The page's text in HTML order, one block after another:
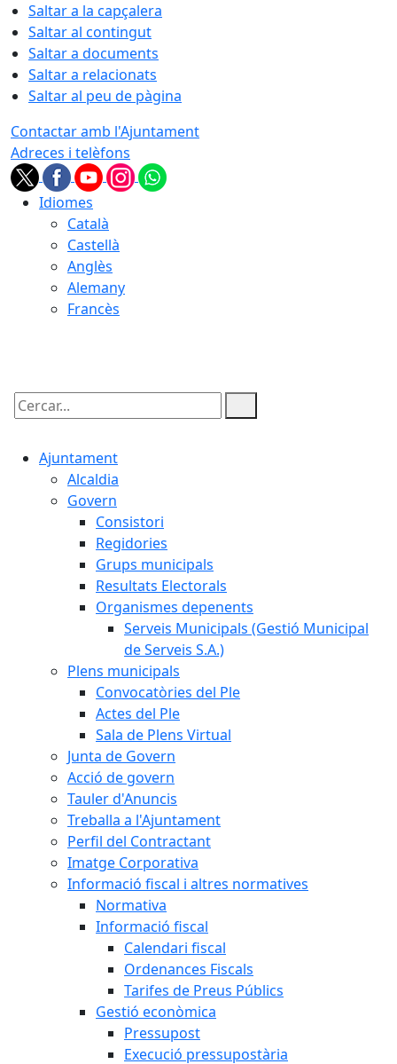
Saltar a la capçalera
Saltar al contingut
Saltar a documents
Saltar a relacionats
Saltar al peu de pàgina
Contactar amb l'Ajuntament
Adreces i telèfons
Idiomes
Català
Castellà
Anglès
Alemany
Francès
Cercar:
Ajuntament
Alcaldia
Govern
Consistori
Regidories
Grups municipals
Resultats Electorals
Organismes depenents
Serveis Municipals (Gestió Municipal
de Serveis S.A.)
Plens municipals
Convocatòries del Ple
Actes del Ple
Sala de Plens Virtual
Junta de Govern
Acció de govern
Tauler d'Anuncis
Treballa a l'Ajuntament
Perfil del Contractant
Imatge Corporativa
Informació fiscal i altres normatives
Normativa
Informació fiscal
Calendari fiscal
Ordenances Fiscals
Tarifes de Preus Públics
Gestió econòmica
Pressupost
Execució pressupostària